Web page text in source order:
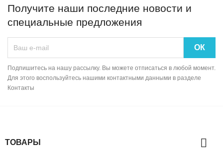
Получите наши последние новости и
специальные предложения
Подпишитесь на нашу рассылку. Вы можете отписаться в любой момент.
Для этого воспользуйтесь нашими контактными данными в разделе
Контакты
ТОВАРЫ 